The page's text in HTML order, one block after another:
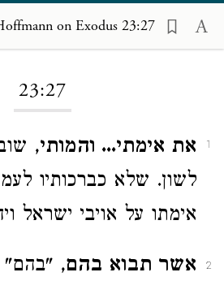
on Exodus 23:27
23:27
1 את אימתי... והמותי,
לשון. שלא כברכותיו
אימתו על אויבי ישראל
2 אשר תבוא בהם, "בהם"